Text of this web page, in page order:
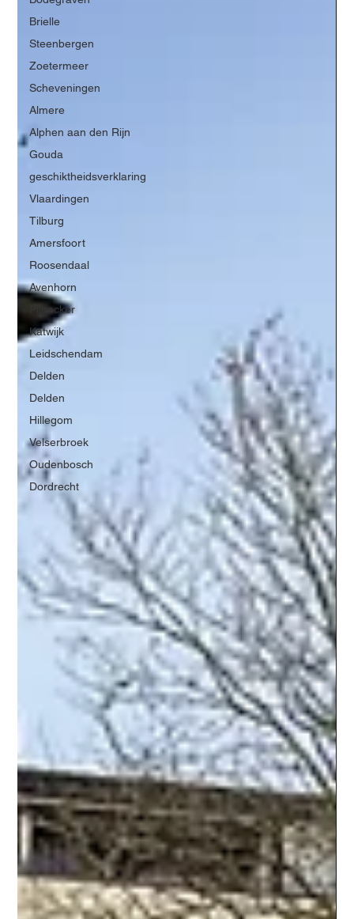
Brielle
Steenbergen
Zoetermeer
Scheveningen
Almere
Alphen aan den Rijn
Gouda
geschiktheidsverklaring
Vlaardingen
Tilburg
Amersfoort
Roosendaal
Avenhorn
Pijnacker
Katwijk
Leidschendam
Delden
Delden
Hillegom
Velserbroek
Oudenbosch
Dordrecht